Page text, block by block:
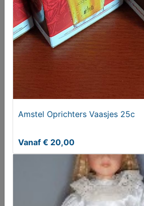
ZGAN 4 Design eetkamerstoelen
T.e.a.b.
Amstel Oprichters Vaasjes 25c
Vanaf € 20,00